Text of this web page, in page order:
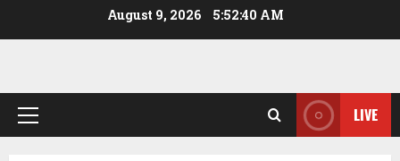
August 9, 2026 5:52:41 AM
Primary
LIVE